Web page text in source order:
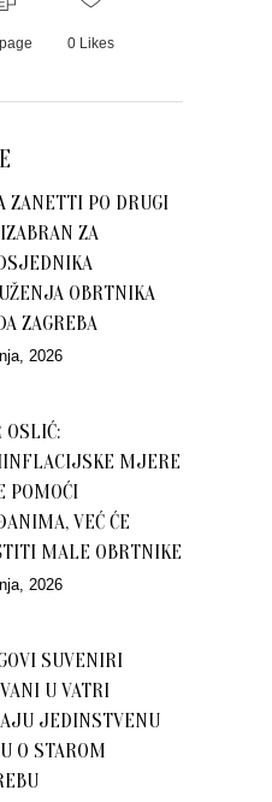
0 Likes
ZANETTI PO DRUGI
ZA
OBRTNIKA
ZAGREBA
2026
OSLIĆ:
MJERE
POMOĆI
VEĆ ĆE
MALE OBRTNIKE
2026
SUVENIRI
U VATRI
JEDINSTVENU
O STAROM